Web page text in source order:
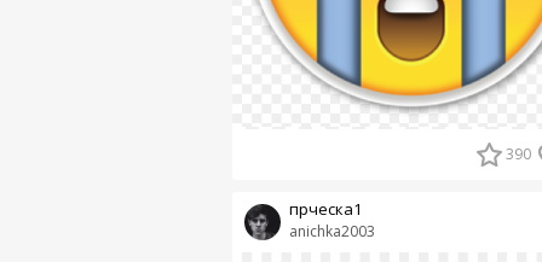
390
anichka2003
прческа1